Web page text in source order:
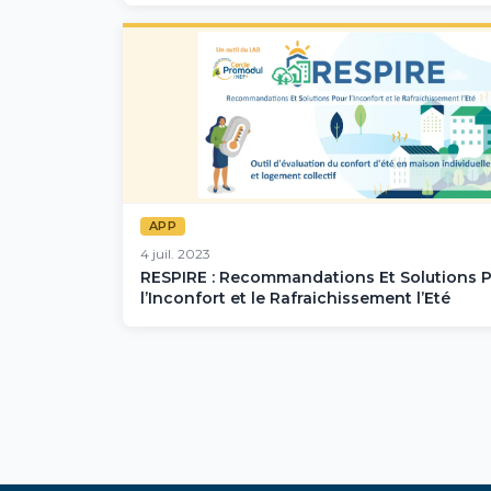
APP
4 juil. 2023
RESPIRE : Recommandations Et Solutions
l’Inconfort et le Rafraichissement l’Eté